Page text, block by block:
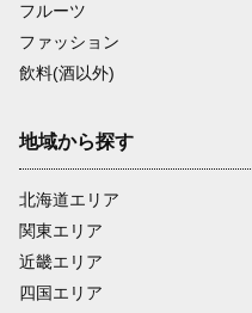
フルーツ
ファッション
飲料(酒以外)
地域から探す
北海道エリア
関東エリア
近畿エリア
四国エリア